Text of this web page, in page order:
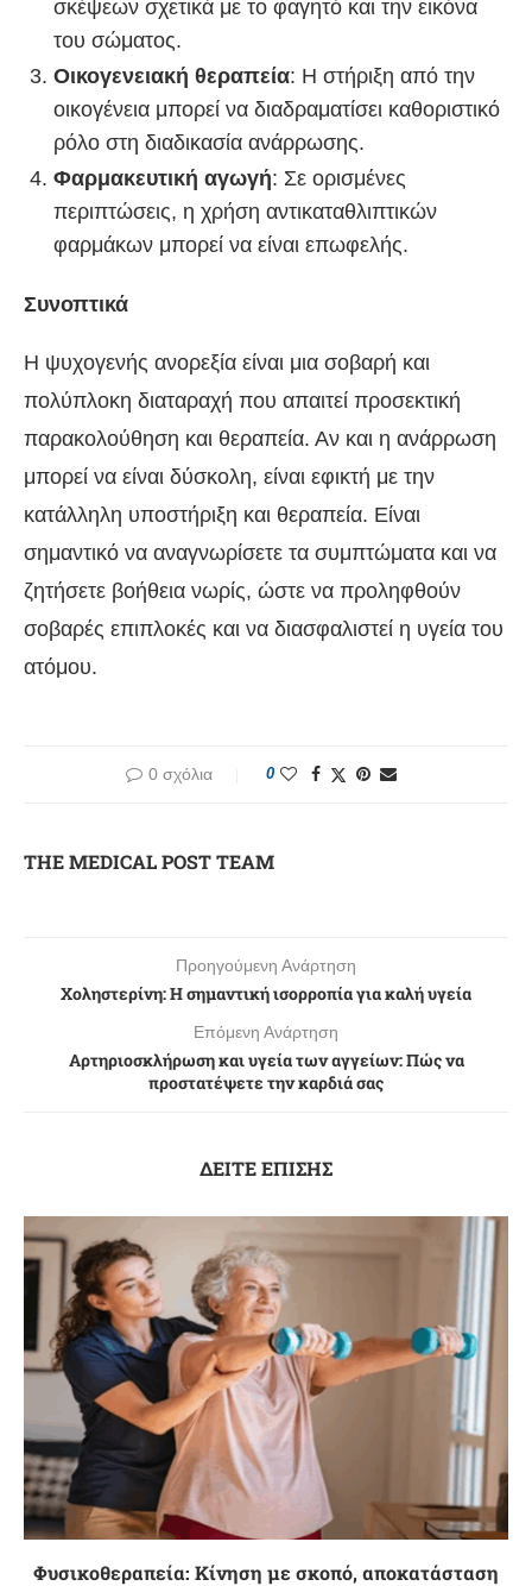
σκέψεων σχετικά με το φαγητό και την εικόνα
του σώματος.
Οικογενειακή θεραπεία: Η στήριξη από την
οικογένεια μπορεί να διαδραματίσει καθοριστικό
ρόλο στη διαδικασία ανάρρωσης.
Φαρμακευτική αγωγή: Σε ορισμένες
περιπτώσεις, η χρήση αντικαταθλιπτικών
φαρμάκων μπορεί να είναι επωφελής.
Συνοπτικά
Η ψυχογενής ανορεξία είναι μια σοβαρή και
πολύπλοκη διαταραχή που απαιτεί προσεκτική
παρακολούθηση και θεραπεία. Αν και η ανάρρωση
μπορεί να είναι δύσκολη, είναι εφικτή με την
κατάλληλη υποστήριξη και θεραπεία. Είναι
σημαντικό να αναγνωρίσετε τα συμπτώματα και να
ζητήσετε βοήθεια νωρίς, ώστε να προληφθούν
σοβαρές επιπλοκές και να διασφαλιστεί η υγεία του
ατόμου.
0 σχόλια 0
THE MEDICAL POST TEAM
Προηγούμενη Ανάρτηση
Χοληστερίνη: Η σημαντική ισορροπία για καλή υγεία
Επόμενη Ανάρτηση
Αρτηριοσκλήρωση και υγεία των αγγείων: Πώς να
προστατέψετε την καρδιά σας
ΔΕΙΤΕ ΕΠΙΣΗΣ
Φυσικοθεραπεία: Κίνηση με σκοπό, αποκατάσταση